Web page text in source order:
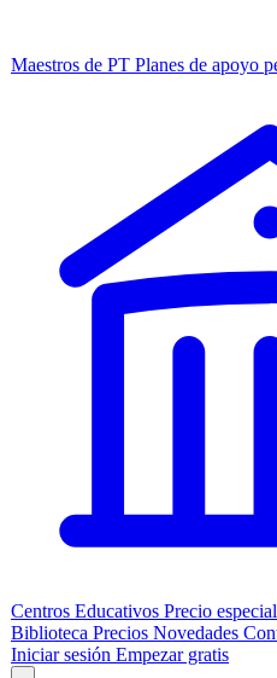
Maestros de PT Planes de apoyo
Centros Educativos Precio
Biblioteca Precios Novedades
Iniciar sesión Empezar gratis